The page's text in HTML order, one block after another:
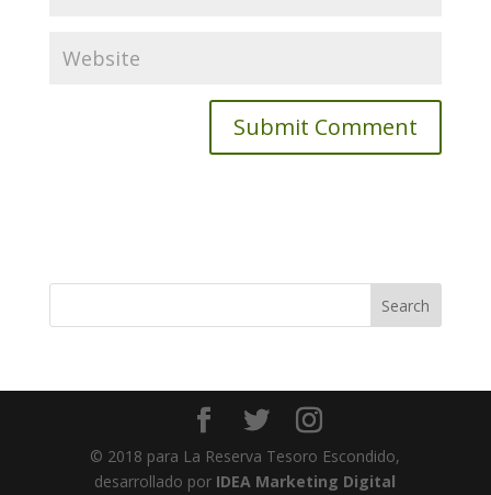
© 2018 para La Reserva Tesoro Escondido,
desarrollado por IDEA Marketing Digital